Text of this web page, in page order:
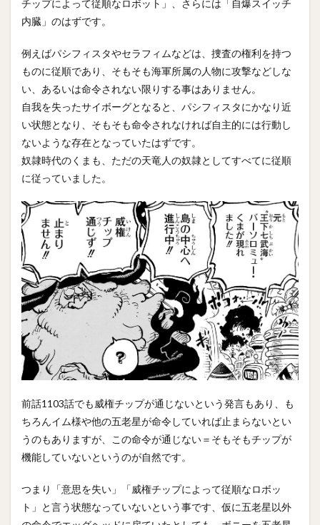
チップによって従順なロボット」、さらには「自爆スイッチ
内臓」のはずです。
例えばパシフィスタやセラフィムなどは、捜査の権利を持つ
ものに従順であり、そもそも海軍所属の人物に攻撃などしな
い、あるいは命令されない限りする事はありません。
自我を失ったサイボーグとなると、パシフィスタにかなり近
い状態となり、そもそも命令されなければ自主的には行動し
ないような存在となっていたはずです。
奴隷時代のくまも、ただの天竜人の奴隷としてすべてに従順
に従っていました。
前話1103話でも威権チップが通じないという発言もあり、も
ちろんイム様や他の五老星が命令していれば止まらないとい
うのもありますが、この命令が通じない＝そもそもチップが
機能していないというのが自然です。
つまり「意思を失い」「威権チップによって従順なロボッ
ト」と言う状態なっていないという事です、仮に五老星以外